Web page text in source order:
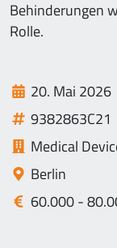
Behinderungen
Rolle.
20. Mai 2026
9382863C21
Medical
Berlin
60.000 -